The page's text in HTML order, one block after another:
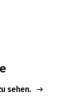
sehen.